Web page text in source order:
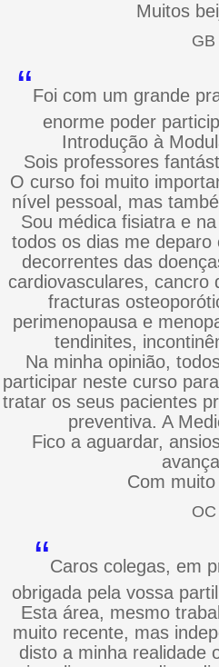
Muitos
GB
“Foi com um grande
enorme poder
Introdução à
Sois professores
O curso foi muito
nível pessoal, mas
Sou médica fisiatra e
todos os dias me deparo
decorrentes das
cardiovasculares, cancro
fracturas
perimenopausa e
tendinites,
Na minha opinião,
participar neste curso
tratar os seus pacientes
preventiva. A
Fico a aguardar,
Com
OC
“Caros colegas, em
obrigada pela vossa
Esta área, mesmo
muito recente, mas
disto a minha realidade